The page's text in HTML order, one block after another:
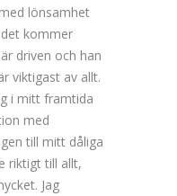
lönsamhet
kommer
driven och han
viktigast av allt.
i mitt framtida
med
till mitt dåliga
riktigt till allt,
Jag